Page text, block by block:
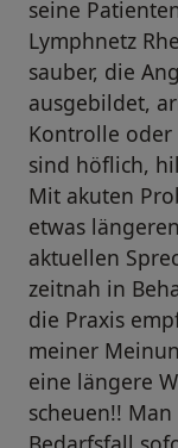
seine
Lymphnetz
sauber, die
ausgebildet,
Kontrolle oder
sind höflich,
Mit akuten
etwas
aktuellen
zeitnah in
die Praxis
meiner
eine längere
scheuen!!